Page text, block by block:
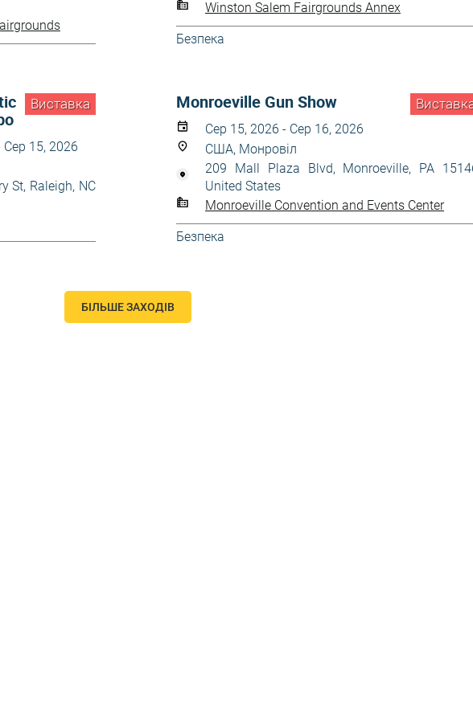
Winston Salem Fairgrounds Annex
Безпека
Виставка
Сер 15, 2026
St, Raleigh, NC
Monroeville Gun Show
Сер 15, 2026 - Сер 16, 2026
США, Монровіл
209 Mall Plaza Blvd, Monroeville, PA
United States
Monroeville Convention and Events Center
Безпека
БІЛЬШЕ ЗАХОДІВ